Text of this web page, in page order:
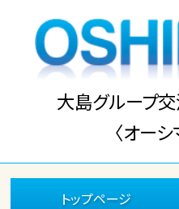
大島グループ
〈オーシ
トップページ